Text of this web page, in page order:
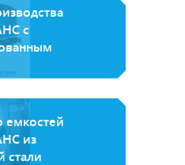
с
емкостей
из